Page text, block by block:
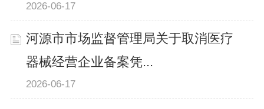
2026-06-17
河源市市场监督管理局关于取消医疗
器械经营企业备案凭...
2026-06-17